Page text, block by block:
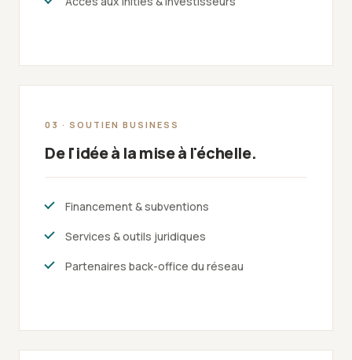
03 · SOUTIEN BUSINESS
De l'idée à la mise à l'échelle.
Financement & subventions
Services & outils juridiques
Partenaires back-office du réseau